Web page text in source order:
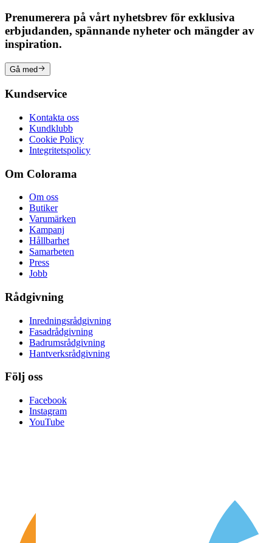
Prenumerera på vårt nyhetsbrev för exklusiva
erbjudanden, spännande nyheter och mängder av
inspiration.
Gå med
Kundservice
Kontakta oss
Kundklubb
Cookie Policy
Integritetspolicy
Om Colorama
Om oss
Butiker
Varumärken
Kampanj
Hållbarhet
Samarbeten
Press
Jobb
Rådgivning
Inredningsrådgivning
Fasadrådgivning
Badrumsrådgivning
Hantverksrådgivning
Följ oss
Facebook
Instagram
YouTube